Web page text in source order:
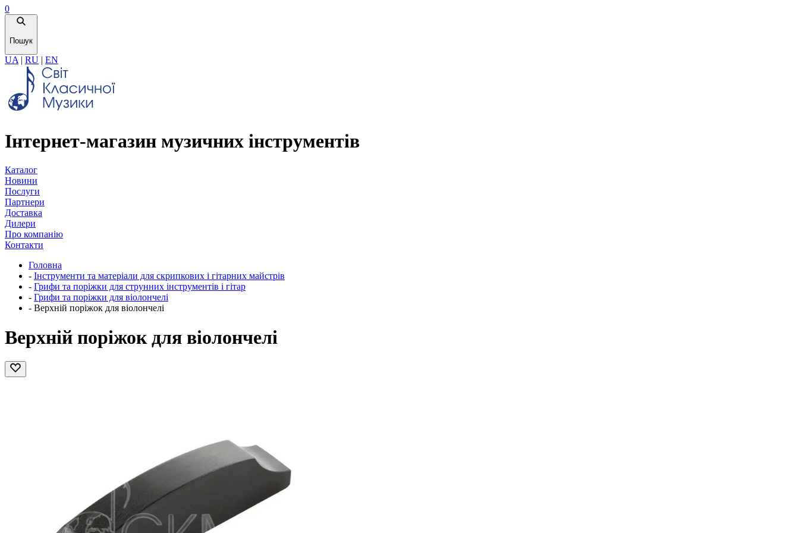
0
Пошук
UA | RU | EN
Інтернет-магазин музичних інструментів
Каталог
Новини
Послуги
Партнери
Доставка
Дилери
Про компанію
Контакти
Головна
- Інструменти та матеріали для скрипкових і гітарних майстрів
- Грифи та поріжки для струнних інструментів і гітар
- Грифи та поріжки для віолончелі
- Верхній поріжок для віолончелі
Верхній поріжок для віолончелі